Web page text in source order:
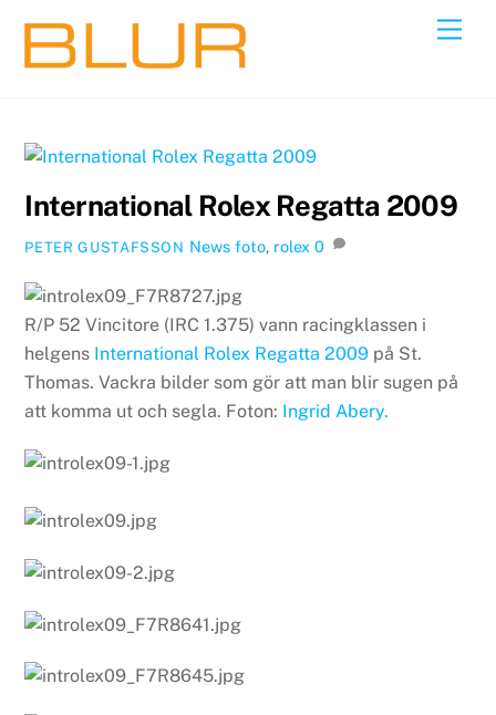
content
International Rolex Regatta 2009
PETER GUSTAFSSON News foto, rolex 0
R/P 52 Vincitore (IRC 1.375) vann racingklassen i
helgens International Rolex Regatta 2009 på St.
Thomas. Vackra bilder som gör att man blir sugen på
att komma ut och segla. Foton: Ingrid Abery.